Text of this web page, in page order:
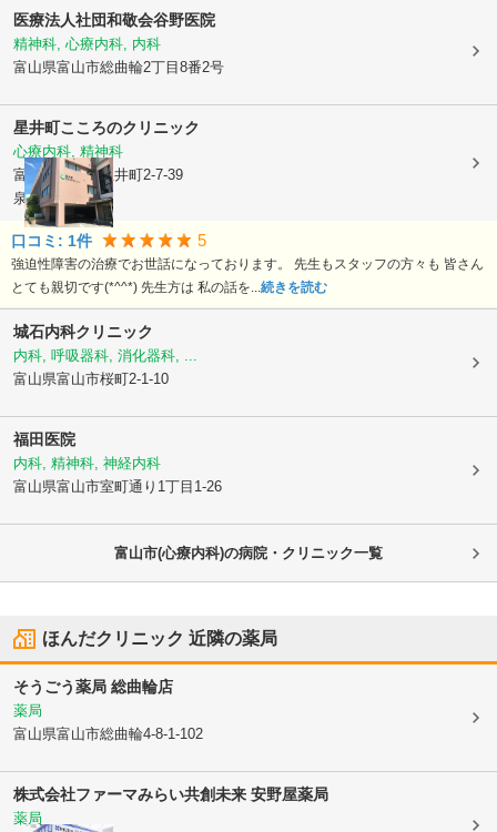
医療法人社団和敬会谷野医院
精神科, 心療内科, 内科
富山県富山市総曲輪2丁目8番2号
星井町こころのクリニック
心療内科, 精神科
富山県富山市星井町2-7-39
泉ビル2F
口コミ: 1件 5
強迫性障害の治療でお世話になっております。 先生もスタッフの方々も 皆さん
とても親切です(*^^*) 先生方は 私の話を...続きを読む
城石内科クリニック
内科, 呼吸器科, 消化器科, ...
富山県富山市桜町2-1-10
福田医院
内科, 精神科, 神経内科
富山県富山市室町通り1丁目1-26
富山市(心療内科)の病院・クリニック一覧
ほんだクリニック 近隣の薬局
そうごう薬局 総曲輪店
薬局
富山県富山市総曲輪4-8-1-102
株式会社ファーマみらい共創未来 安野屋薬局
薬局